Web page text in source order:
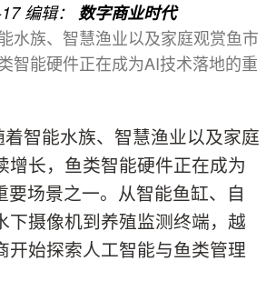
编辑： 数字商业时代
水族、智慧渔业以及家庭观赏鱼市
智能硬件正在成为AI技术落地的重
智能水族、智慧渔业以及家庭
增长，鱼类智能硬件正在成为
要场景之一。从智能鱼缸、自
下摄像机到养殖监测终端，越
开始探索人工智能与鱼类管理